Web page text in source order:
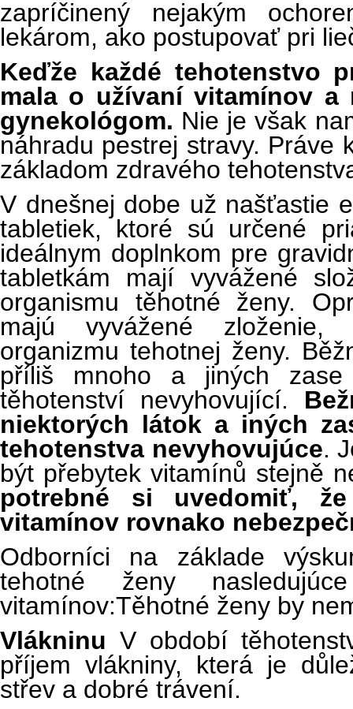
zapríčinený nejakým
lekárom, ako postupovať pri
Keďže každé tehotenstvo
mala o užívaní vitamínov
gynekológom. Nie je však
náhradu pestrej stravy. Práve
základom zdravého
V dnešnej dobe už našťastie
tabletiek, ktoré sú určené
ideálnym doplnkom pre
tabletkám mají vyvážené
organismu těhotné ženy.
majú vyvážené zloženie,
organizmu tehotnej ženy.
příliš mnoho a jiných
těhotenství nevyhovující.
niektorých látok a iných
tehotenstva nevyhovujúce.
být přebytek vitamínů stejně
potrebné si uvedomiť,
vitamínov rovnako
Odborníci na základe
tehotné ženy
vitamínov:Těhotné ženy by
Vlákninu V období
příjem vlákniny, která je
střev a dobré trávení.